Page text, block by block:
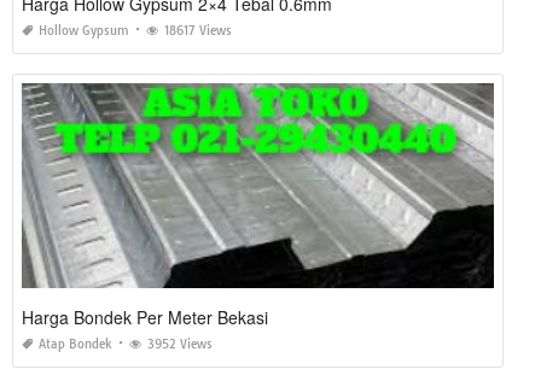
Hollow Gypsum 18617 Views
Harga Bondek Per Meter Bekasi
Atap Bondek 3952 Views